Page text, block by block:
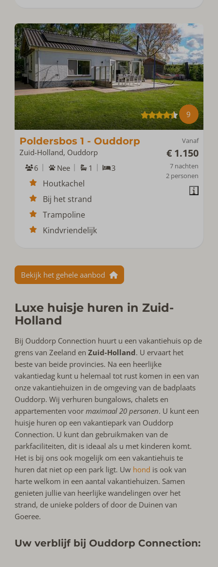
9
Vanaf
€ 1.150
7 nachten
2 personen
Poldersbos 1 - Ouddorp
Zuid-Holland, Ouddorp
6
Nee 1 3
Houtkachel
Bij het strand
Trampoline
Kindvriendelijk
Bekijk het gehele aanbod
Luxe huisje huren in Zuid-
Holland
Bij Ouddorp Connection huurt u een vakantiehuis op de
grens van Zeeland enZuid-Holland. U ervaart het
beste van beide provincies. Na een heerlijke
vakantiedag kunt u helemaal tot rust komen in een van
onze vakantiehuizen in de omgeving van de badplaats
Ouddorp. Wij verhuren bungalows, chalets en
appartementen voormaximaal 20 personen. U kunt een
huisje huren op een vakantiepark van Ouddorp
Connection. U kunt dan gebruikmaken van de
parkfaciliteiten, dit is ideaal als u met kinderen komt.
Het is bij ons ook mogelijk om een vakantiehuis te
huren dat niet op een park ligt. Uw hond is ook van
harte welkom in een aantal vakantiehuizen. Samen
genieten jullie van heerlijke wandelingen over het
strand, de unieke polders of door de Duinen van
Goeree.
Uw verblijf bij Ouddorp Connection: